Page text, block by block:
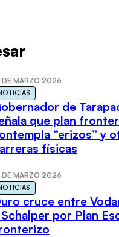
DE MARZO 2026
de
que plan
“erizos” y
físicas
DE MARZO 2026
cruce entre
por Plan